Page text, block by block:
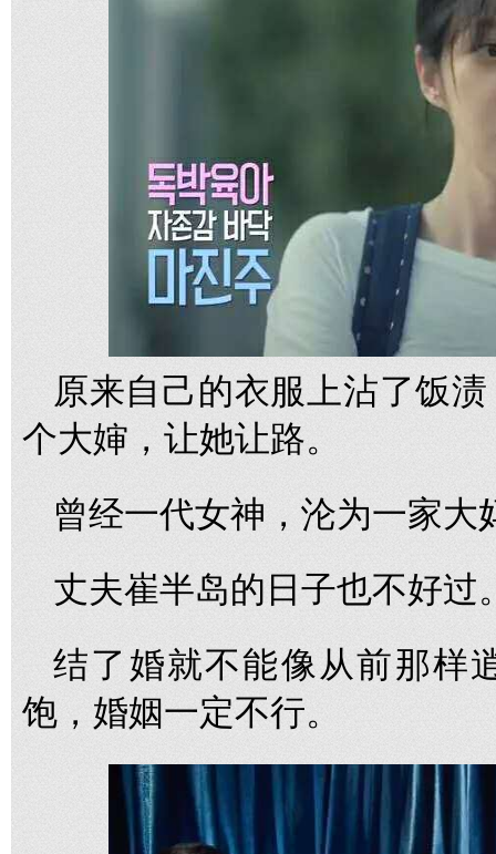
原来自己的衣服上沾了饭
个大婶，让她让路。
曾经一代女神，沦为一家大
丈夫崔半岛的日子也不好过
结了婚就不能像从前那样
饱，婚姻一定不行。